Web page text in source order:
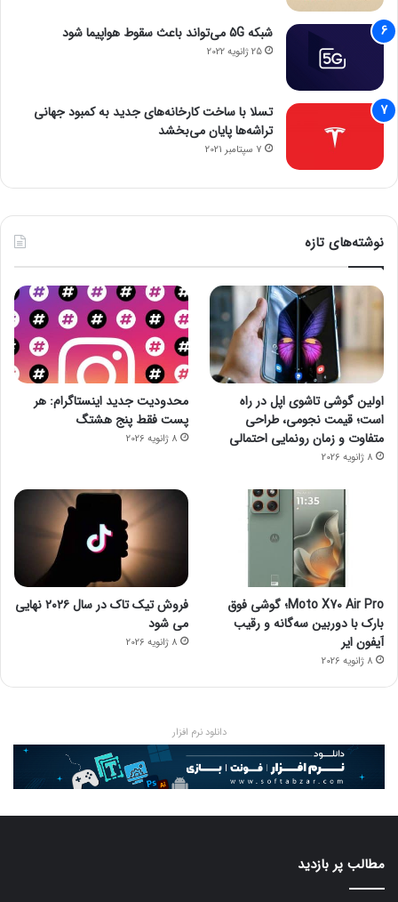
شبکه 5G می‌تواند باعث سقوط هواپیما شود
25 ژانویه 2022
تسلا با ساخت کارخانه‌های جدید به کمبود جهانی
تراشه‌ها پایان می‌بخشد
7 سپتامبر 2021
نوشته‌های تازه
اولین گوشی تاشوی اپل در راه
است؛ قیمت نجومی، طراحی
متفاوت و زمان رونمایی احتمالی
8 ژانویه 2026
محدودیت جدید اینستاگرام: هر
پست فقط پنج هشتگ
8 ژانویه 2026
Moto X70 Air Pro؛ گوشی فوق
بارک با دوربین سه‌گانه و رقیب
آیفون ایر
8 ژانویه 2026
فروش تیک تاک در سال ۲۰۲۶ نهایی
می شود
8 ژانویه 2026
دانلود نرم افزار
مطالب پر بازدید